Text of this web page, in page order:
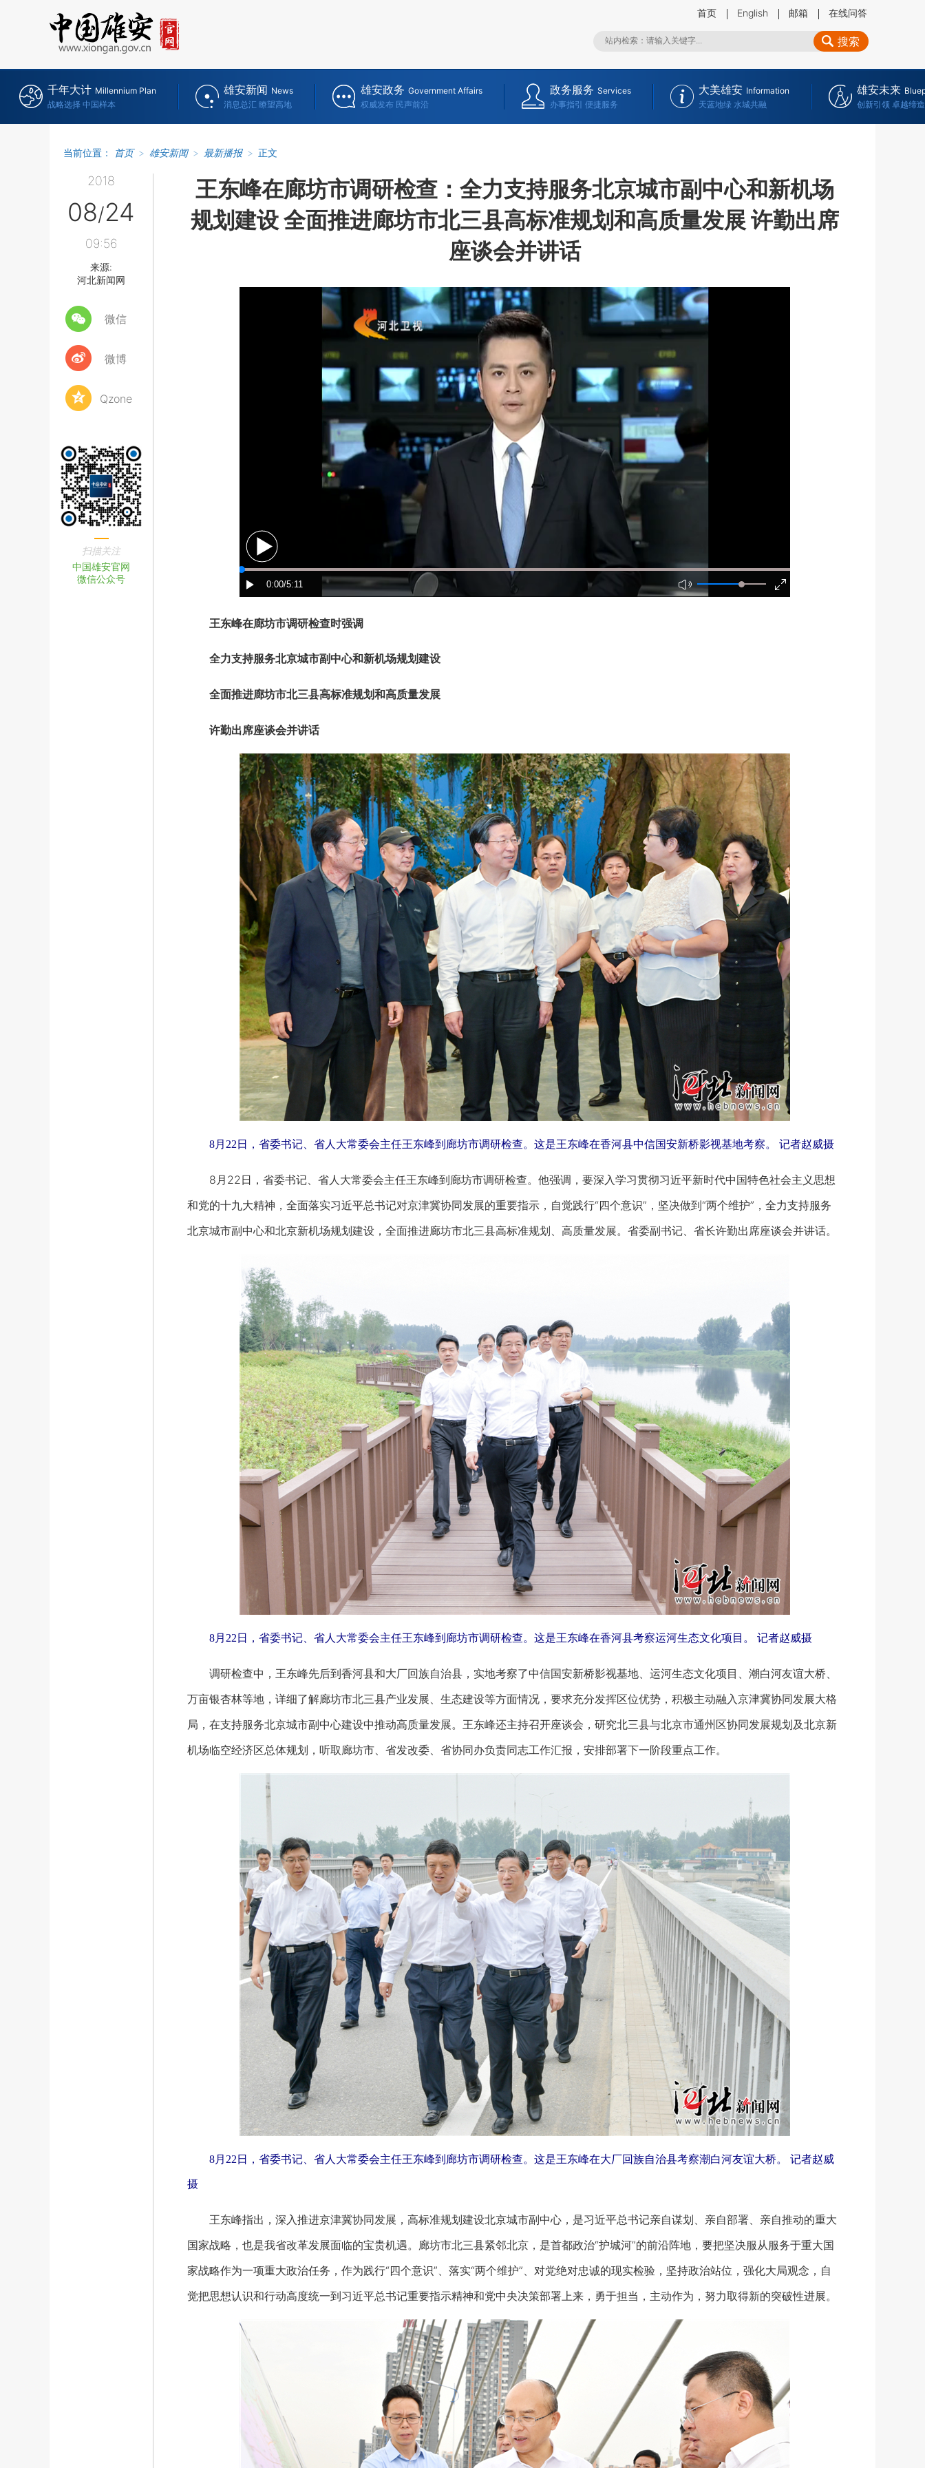
首页 English 邮箱 在线问答
搜索
千年大计 Millennium Plan
战略选择 中国样本
雄安新闻 News
消息总汇 瞭望高地
雄安政务 Government Affairs
权威发布 民声前沿
政务服务 Services
办事指引 便捷服务
大美雄安 Information
天蓝地绿 水城共融
雄安未来
创新引领 卓越缔造
当前位置： 首页 > 雄安新闻 > 最新播报 > 正文
2018
08/24
09:56
来源:
河北新闻网
微信
微博
Qzone
扫描关注
中国雄安官网
微信公众号
王东峰在廊坊市调研检查：全力支持服务北京城市副中心和新机场
规划建设 全面推进廊坊市北三县高标准规划和高质量发展 许勤出席
座谈会并讲话
王东峰在廊坊市调研检查时强调
全力支持服务北京城市副中心和新机场规划建设
全面推进廊坊市北三县高标准规划和高质量发展
许勤出席座谈会并讲话
8月22日，省委书记、省人大常委会主任王东峰到廊坊市调研检查。这是王东峰在香河县中信国安新桥影视基地考察。 记者赵威摄
8月22日，省委书记、省人大常委会主任王东峰到廊坊市调研检查。他强调，要深入学习贯彻习近平新时代中国特色社会主义思想
和党的十九大精神，全面落实习近平总书记对京津冀协同发展的重要指示，自觉践行“四个意识”，坚决做到“两个维护”，全力支持服务
北京城市副中心和北京新机场规划建设，全面推进廊坊市北三县高标准规划、高质量发展。省委副书记、省长许勤出席座谈会并讲话。
8月22日，省委书记、省人大常委会主任王东峰到廊坊市调研检查。这是王东峰在香河县考察运河生态文化项目。 记者赵威摄
调研检查中，王东峰先后到香河县和大厂回族自治县，实地考察了中信国安新桥影视基地、运河生态文化项目、潮白河友谊大桥、
万亩银杏林等地，详细了解廊坊市北三县产业发展、生态建设等方面情况，要求充分发挥区位优势，积极主动融入京津冀协同发展大格
局，在支持服务北京城市副中心建设中推动高质量发展。王东峰还主持召开座谈会，研究北三县与北京市通州区协同发展规划及北京新
机场临空经济区总体规划，听取廊坊市、省发改委、省协同办负责同志工作汇报，安排部署下一阶段重点工作。
8月22日，省委书记、省人大常委会主任王东峰到廊坊市调研检查。这是王东峰在大厂回族自治县考察潮白河友谊大桥。 记者赵威
摄
王东峰指出，深入推进京津冀协同发展，高标准规划建设北京城市副中心，是习近平总书记亲自谋划、亲自部署、亲自推动的重大
国家战略，也是我省改革发展面临的宝贵机遇。廊坊市北三县紧邻北京，是首都政治“护城河”的前沿阵地，要把坚决服从服务于重大国
家战略作为一项重大政治任务，作为践行“四个意识”、落实“两个维护”、对党绝对忠诚的现实检验，坚持政治站位，强化大局观念，自
觉把思想认识和行动高度统一到习近平总书记重要指示精神和党中央决策部署上来，勇于担当，主动作为，努力取得新的突破性进展。